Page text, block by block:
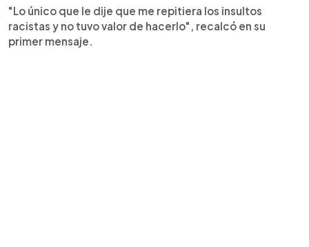
"Lo único que le dije que me repitiera los insultos
racistas y no tuvo valor de hacerlo", recalcó en su
primer mensaje.